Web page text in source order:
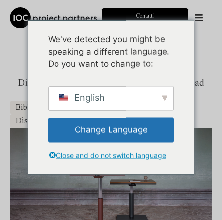
Contatti
MAGGIOLINA
DOWNLOADS
Di seguito trovate un elenco di tutti i download
disponibili per questo prodotto.
Biblioteche Immagini
Disegni tecnici 2D
We've detected you might be
speaking a different language.
Do you want to change to:
English
Change Language
Close and do not switch language